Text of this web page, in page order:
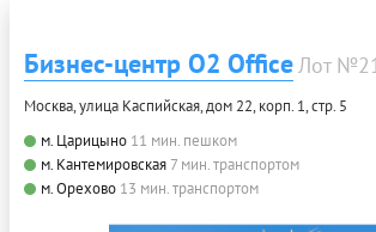
Бизнес-центр О2 OfficeЛот
Москва, улица Каспийская, дом 22, корп. 1, стр. 5
м. Царицыно 11 мин. пешком
м. Кантемировская 7 мин. транспортом
м. Орехово 13 мин. транспортом